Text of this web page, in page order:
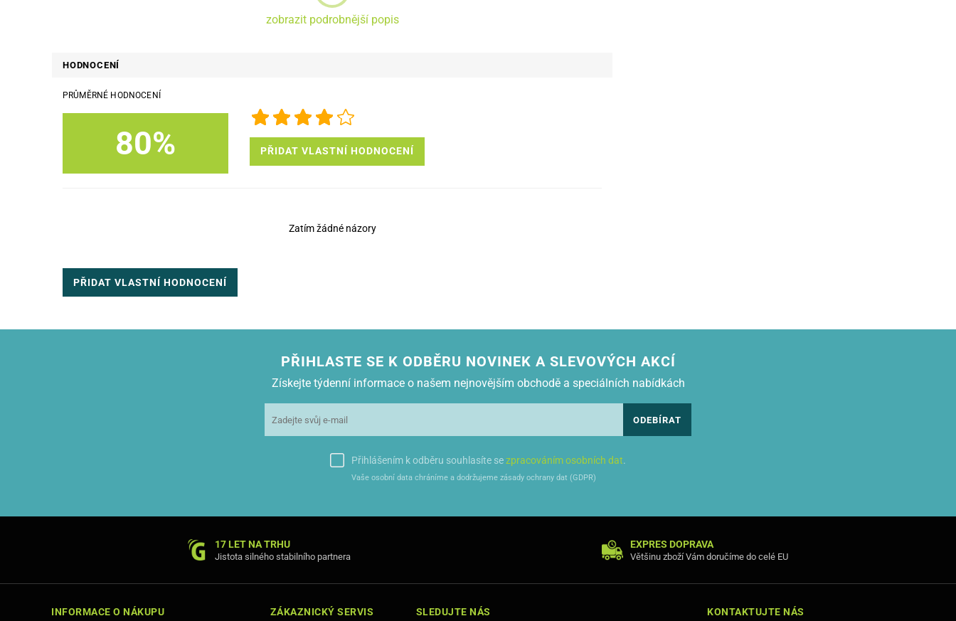
zobrazit podrobnější popis
HODNOCENÍ
PRŮMĚRNÉ HODNOCENÍ
80% PŘIDAT VLASTNÍ HODNOCENÍ
Zatím žádné názory
PŘIDAT VLASTNÍ HODNOCENÍ
PŘIHLASTE SE K ODBĚRU NOVINEK A SLEVOVÝCH AKCÍ
Získejte týdenní informace o našem nejnovějším obchodě a speciálních nabídkách
ODEBÍRAT
Přihlášením k odběru souhlasíte sezpracováním osobních dat.
Vaše osobní data chráníme a dodržujeme zásady ochrany dat (GDPR)
17 LET NA TRHU
Jistota silného stabilního partnera
EXPRES DOPRAVA
Většinu zboží Vám doručíme do celé EU
INFORMACE O NÁKUPU ZÁKAZNICKÝ SERVIS SLEDUJTE NÁS KONTAKTUJTE NÁS